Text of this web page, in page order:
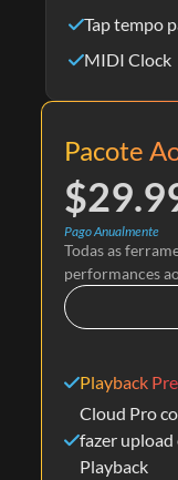
Tap tempo
MIDI Clock
Pacote
$
Pago Anualmente
Todas as
performances
Playback
Cloud Pro
fazer upload
Playback